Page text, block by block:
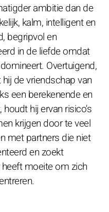
ambitie dan de
kalm, intelligent en
begripvol en
in de liefde omdat
Overtuigend,
de vriendschap van
een berekenende en
hij ervan risico's
krijgen door te veel
met partners die niet
en zoekt
moeite om zich